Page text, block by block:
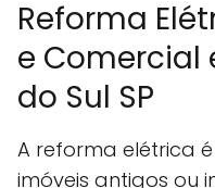
Reforma
e Comercial
do Sul SP
A reforma elétrica
imóveis antigos ou